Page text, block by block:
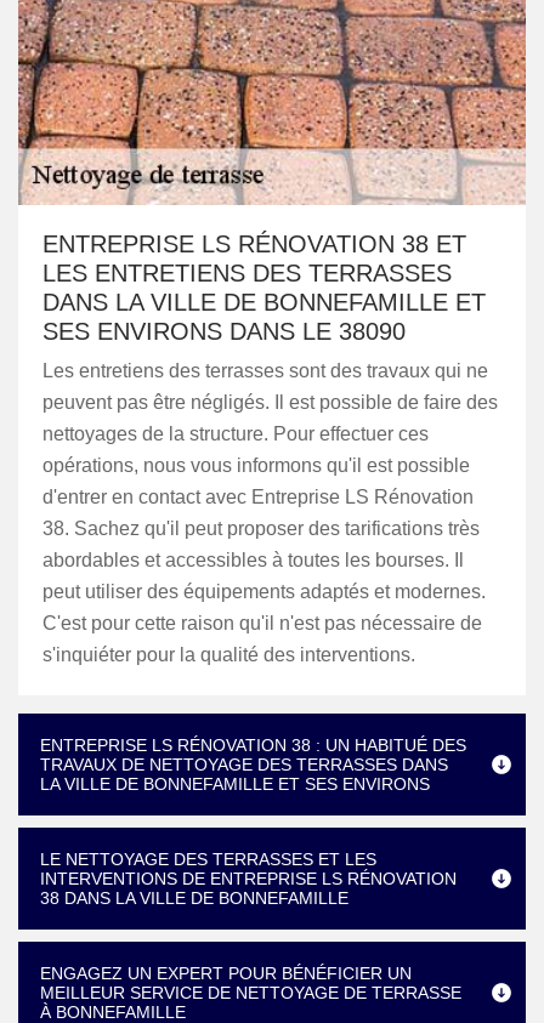
ENTREPRISE LS RÉNOVATION 38 ET
LES ENTRETIENS DES TERRASSES
DANS LA VILLE DE BONNEFAMILLE ET
SES ENVIRONS DANS LE 38090
Les entretiens des terrasses sont des travaux qui ne
peuvent pas être négligés. Il est possible de faire des
nettoyages de la structure. Pour effectuer ces
opérations, nous vous informons qu'il est possible
d'entrer en contact avec Entreprise LS Rénovation
38. Sachez qu'il peut proposer des tarifications très
abordables et accessibles à toutes les bourses. Il
peut utiliser des équipements adaptés et modernes.
C'est pour cette raison qu'il n'est pas nécessaire de
s'inquiéter pour la qualité des interventions.
ENTREPRISE LS RÉNOVATION 38 : UN HABITUÉ DES
TRAVAUX DE NETTOYAGE DES TERRASSES DANS
LA VILLE DE BONNEFAMILLE ET SES ENVIRONS
LE NETTOYAGE DES TERRASSES ET LES
INTERVENTIONS DE ENTREPRISE LS RÉNOVATION
38 DANS LA VILLE DE BONNEFAMILLE
ENGAGEZ UN EXPERT POUR BÉNÉFICIER UN
MEILLEUR SERVICE DE NETTOYAGE DE TERRASSE
À BONNEFAMILLE